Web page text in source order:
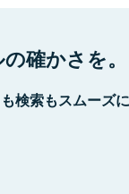
確かさを。
検索もスムーズ